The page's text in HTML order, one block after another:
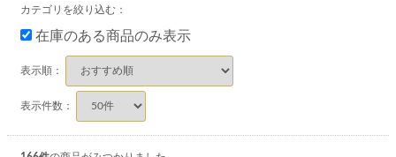
カテゴリを絞り込む：
在庫のある商品のみ表示
表示順：
表示件数：